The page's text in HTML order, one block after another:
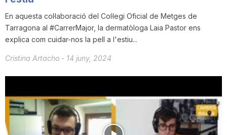
En aquesta col·laboració del Col·legi Oficial de Metges de
Tarragona al #CarrerMajor, la dermatòloga Laia Pastor ens
explica com cuidar-nos la pell a l'estiu...
Cristina Artacho - 14 juny, 2024